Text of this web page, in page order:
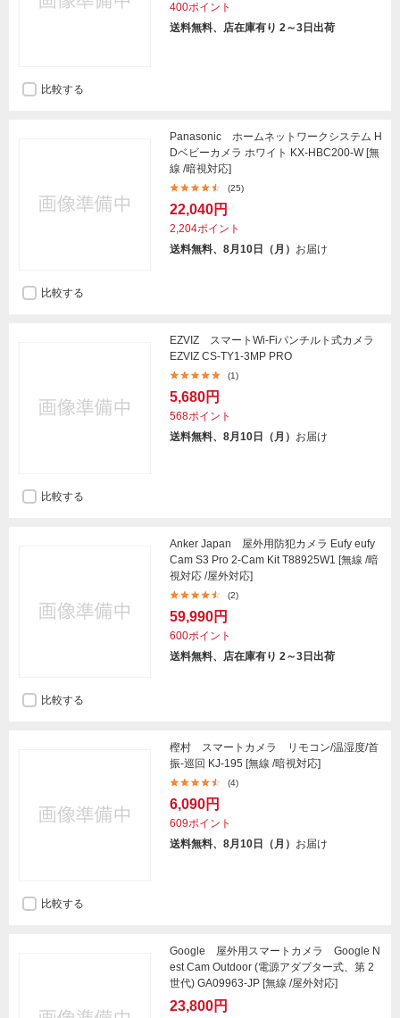
400ポイント
送料無料、店在庫有り 2～3日出荷
比較する
Panasonic ホームネットワークシステム H
Dベビーカメラ ホワイト KX-HBC200-W [無
線 /暗視対応]
(25)
22,040円
2,204ポイント
送料無料、8月10日（月） お届け
比較する
EZVIZ スマートWi-Fiパンチルト式カメラ
EZVIZ CS-TY1-3MP PRO
(1)
5,680円
568ポイント
送料無料、8月10日（月） お届け
比較する
Anker Japan 屋外用防犯カメラ Eufy eufy
Cam S3 Pro 2-Cam Kit T88925W1 [無線 /暗
視対応 /屋外対応]
(2)
59,990円
600ポイント
送料無料、店在庫有り 2～3日出荷
比較する
樫村 スマートカメラ リモコン/温湿度/首
振-巡回 KJ-195 [無線 /暗視対応]
(4)
6,090円
609ポイント
送料無料、8月10日（月） お届け
比較する
Google 屋外用スマートカメラ Google N
est Cam Outdoor (電源アダプター式、第 2
世代) GA09963-JP [無線 /屋外対応]
23,800円